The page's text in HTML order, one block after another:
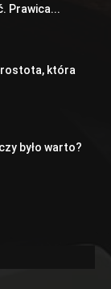
Prawica...
która
było warto?